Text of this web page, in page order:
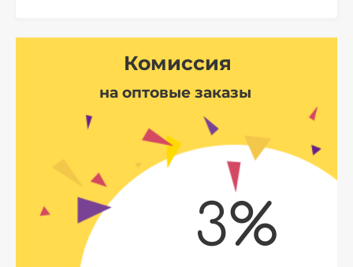
Комиссия
на оптовые заказы
3%